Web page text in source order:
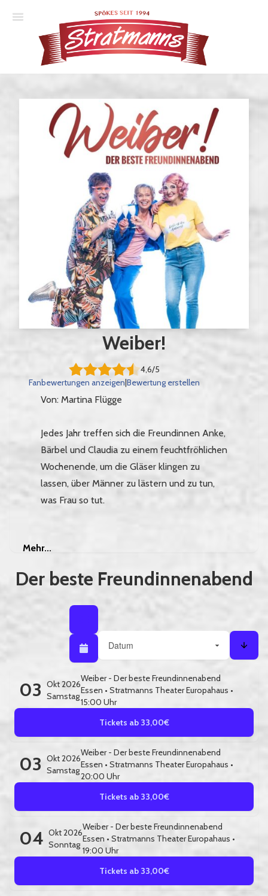
Essener Ehrendoktor
Unsere Komödien
Weiber!
4,6/5
Fanbewertungen anzeigen|Bewertung erstellen
Von: Martina Flügge
Jedes Jahr treffen sich die Freundinnen Anke,
Bärbel und Claudia zu einem feuchtfröhlichen
Wochenende, um die Gläser klingen zu
lassen, über Männer zu lästern und zu tun,
was Frau so tut.
Mehr...
Der beste Freundinnenabend
Listenansicht
KalenderansichtSortieren nach
03 Okt 2026
Samstag
Weiber - Der beste Freundinnenabend
Essen • Stratmanns Theater Europahaus •
15:00 Uhr
Tickets ab 33,00€
03 Okt 2026
Samstag
Weiber - Der beste Freundinnenabend
Essen • Stratmanns Theater Europahaus •
20:00 Uhr
Tickets ab 33,00€
04 Okt 2026
Sonntag
Weiber - Der beste Freundinnenabend
Essen • Stratmanns Theater Europahaus •
19:00 Uhr
Tickets ab 33,00€